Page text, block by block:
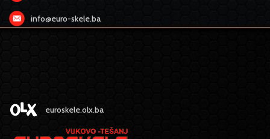
info@euro-skele.ba
euroskele.olx.ba